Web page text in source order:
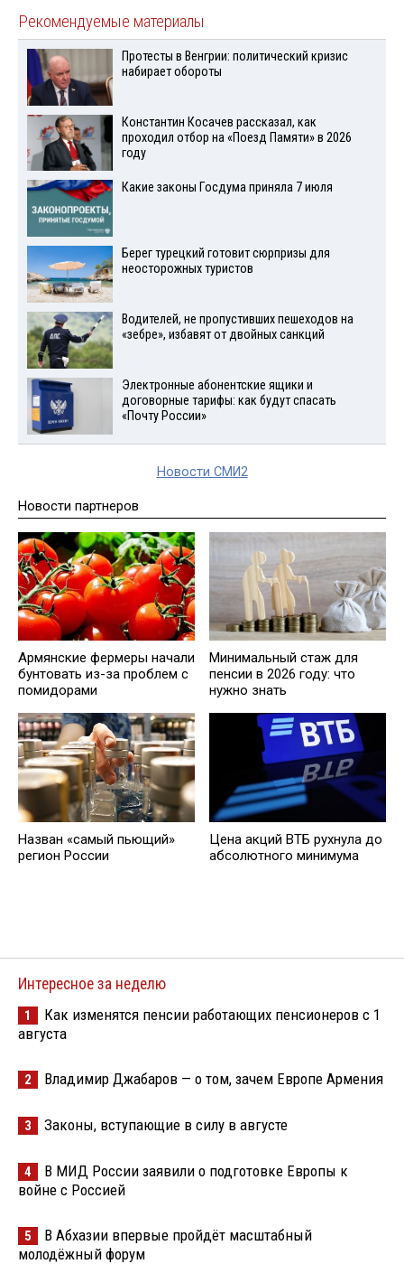
Рекомендуемые материалы
Протесты в Венгрии: политический кризис
набирает обороты
Константин Косачев рассказал, как
проходил отбор на «Поезд Памяти» в 2026
году
Какие законы Госдума приняла 7 июля
Берег турецкий готовит сюрпризы для
неосторожных туристов
Водителей, не пропустивших пешеходов на
«зебре», избавят от двойных санкций
Электронные абонентские ящики и
договорные тарифы: как будут спасать
«Почту России»
Новости СМИ2
Новости партнеров
Армянские фермеры начали
бунтовать из-за проблем с
помидорами
Минимальный стаж для
пенсии в 2026 году: что
нужно знать
Назван «самый пьющий»
регион России
Цена акций ВТБ рухнула до
абсолютного минимума
Интересное за неделю
1
Как изменятся пенсии работающих пенсионеров с 1
августа
2 Владимир Джабаров — о том, зачем Европе Армения
3 Законы, вступающие в силу в августе
4
В МИД России заявили о подготовке Европы к
войне с Россией
5
В Абхазии впервые пройдёт масштабный
молодёжный форум